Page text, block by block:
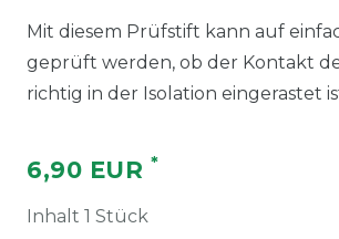
Mit diesem Prüfstift kann auf
geprüft werden, ob der Kontakt
richtig in der Isolation eingerastet
6,90 EUR *
Inhalt 1 Stück